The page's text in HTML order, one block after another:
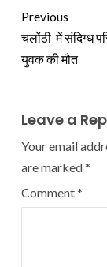
Previous
चलोंठी में संदिग्ध
युवक की मौत
Leave a
Your email
are marked*
Comment*